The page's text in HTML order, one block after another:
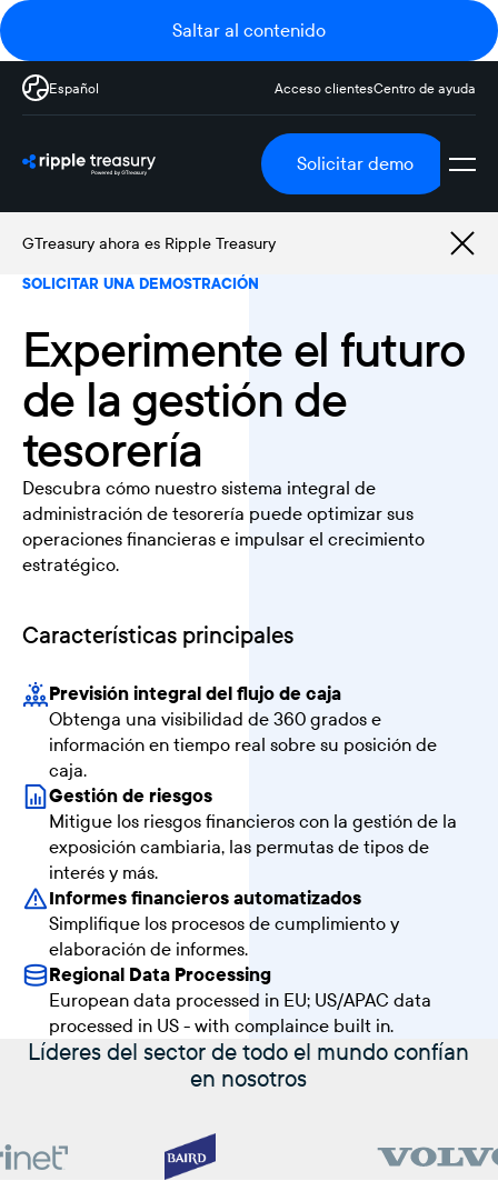
Saltar al contenido
Español Acceso clientesCentro de ayuda
Solicitar demo
GTreasury ahora es Ripple Treasury
SOLICITAR UNA DEMOSTRACIÓN
Experimente el futuro
de la gestión de
tesorería
Descubra cómo nuestro sistema integral de
administración de tesorería puede optimizar sus
operaciones financieras e impulsar el crecimiento
estratégico.
Características principales
Previsión integral del flujo de caja
Obtenga una visibilidad de 360 grados e
información en tiempo real sobre su posición de
caja.
Gestión de riesgos
Mitigue los riesgos financieros con la gestión de la
exposición cambiaria, las permutas de tipos de
interés y más.
Informes financieros automatizados
Simplifique los procesos de cumplimiento y
elaboración de informes.
Regional Data Processing
European data processed in EU; US/APAC data
processed in US - with complaince built in.
Líderes del sector de todo el mundo confían
en nosotros